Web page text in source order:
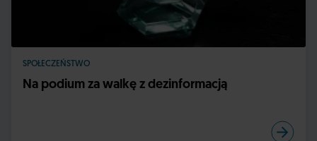
SPOŁECZEŃSTWO
Na podium za walkę z dezinformacją